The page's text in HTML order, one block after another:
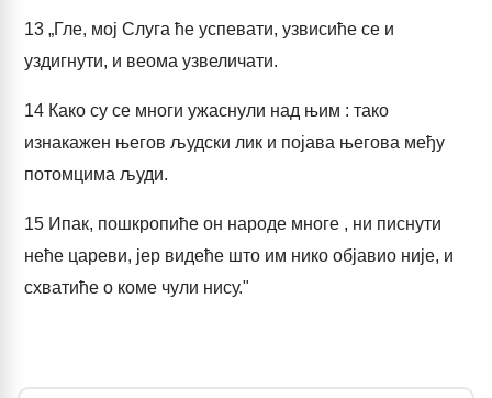
13 „Гле, мој Слуга ће успевати, узвисиће се и
уздигнути, и веома узвеличати.
14 Како су се многи ужаснули над њим : тако
изнакажен његов људски лик и појава његова међу
потомцима људи.
15 Ипак, пошкропиће он народе многе , ни писнути
неће цареви, јер видеће што им нико објавио није, и
схватиће о коме чули нису."